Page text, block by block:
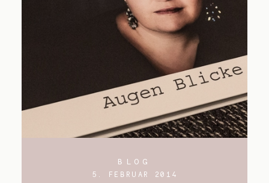
BLOG
5. FEBRUAR 2014